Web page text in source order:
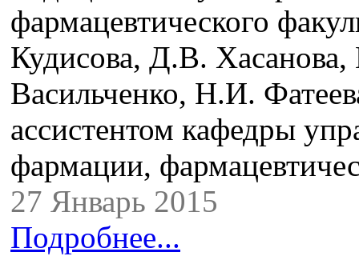
фармацевтического
Кудисова, Д.В.
Васильченко, Н.И.
ассистентом кафедры
фармации,
27 Январь 2015
Подробнее...